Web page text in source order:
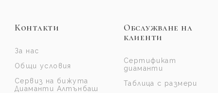
Контакти
За нас
Общи условия
Сервиз на бижута
Диаманти Алтънбаш
Обслужване на
клиенти
Сертификат
диаманти
Таблица с размери